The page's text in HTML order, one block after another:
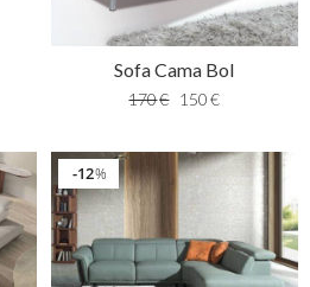
Sofa Cama Bol
170€ 150 €
%
12